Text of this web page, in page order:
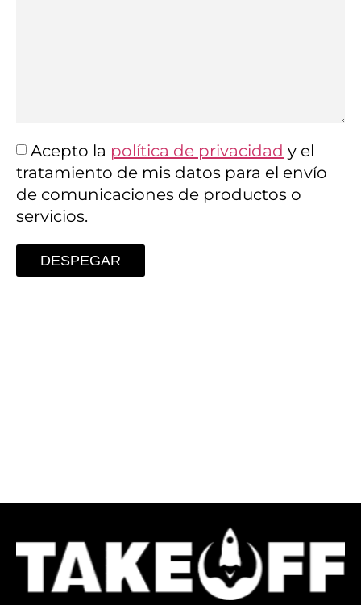
Acepto la política de privacidad y el
tratamiento de mis datos para el envío
de comunicaciones de productos o
servicios.
DESPEGAR